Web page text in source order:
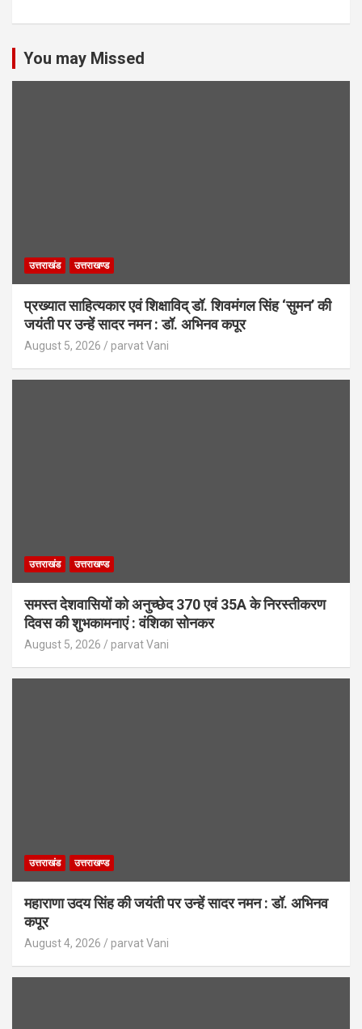
You may Missed
उत्तराखंड उत्तराखण्ड
प्रख्यात साहित्यकार एवं शिक्षाविद् डॉ. शिवमंगल सिंह ‘सुमन’ की
जयंती पर उन्हें सादर नमन : डॉ. अभिनव कपूर
August 5, 2026 parvat Vani
उत्तराखंड उत्तराखण्ड
समस्त देशवासियों को अनुच्छेद 370 एवं 35A के निरस्तीकरण
दिवस की शुभकामनाएं : वंशिका सोनकर
August 5, 2026 parvat Vani
उत्तराखंड उत्तराखण्ड
महाराणा उदय सिंह की जयंती पर उन्हें सादर नमन : डॉ. अभिनव
कपूर
August 4, 2026 parvat Vani